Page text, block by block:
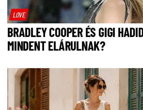
LOVE
BRADLEY COOPER ÉS GIGI
MINDENT ELÁRULNAK?